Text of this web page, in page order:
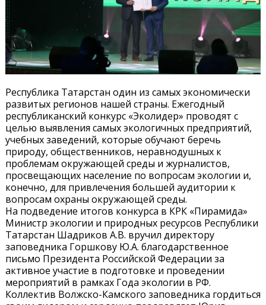
Республика Татарстан один из самых экономически
развитых регионов нашей страны. Ежегодный
республиканский конкурс «Эколидер» проводят с
целью выявления самых экологичных предприятий,
учебных заведений, которые обучают беречь
природу, общественников, неравнодушных к
проблемам окружающей среды и журналистов,
просвещающих население по вопросам экологии и,
конечно, для привлечения большей аудитории к
вопросам охраны окружающей среды.
На подведение итогов конкурса в КРК «Пирамида»
Министр экологии и природных ресурсов Республики
Татарстан Шадриков А.В. вручил директору
заповедника Горшкову Ю.А. благодарственное
письмо Президента Российской Федерации за
активное участие в подготовке и проведении
мероприятий в рамках Года экологии в РФ.
Коллектив Волжско-Камского заповедника гордиться